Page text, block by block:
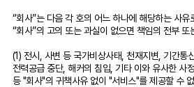
“회사”는 다음 각 호의 어느 하나에 해당하는 사유
“회사”의 고의 또는 과실이 없으면 책임의 전부 또
(1) 전시, 사변 등 국가비상사태, 천재지변, 기간통
전력공급 중단, 해커의 침입, 기타 이와 유사한 사
등 "회사"의 귀책사유 없이 "서비스"를 제공할 수